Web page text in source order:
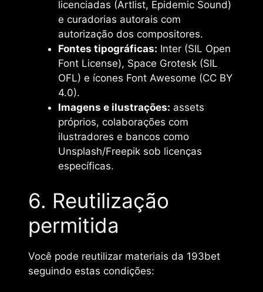
licenciadas (Artlist, Epidemic Sound)
e curadorias autorais com
autorização dos compositores.
Fontes tipográficas: Inter (SIL Open
Font License), Space Grotesk (SIL
OFL) e ícones Font Awesome (CC BY
4.0).
Imagens e ilustrações: assets
próprios, colaborações com
ilustradores e bancos como
Unsplash/Freepik sob licenças
específicas.
6. Reutilização
permitida
Você pode reutilizar materiais da 193bet
seguindo estas condições: